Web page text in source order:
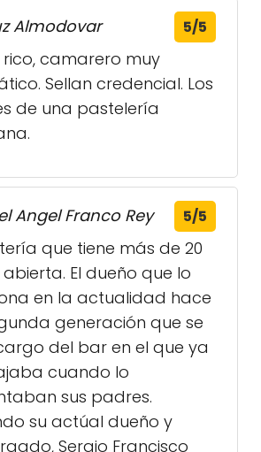
Almodovar 5/5
camarero muy
Sellan credencial. Los
de una pastelería
Angel Franco Rey 5/5
que tiene más de 20
El dueño que lo
en la actualidad hace
generación que se
del bar en el que ya
cuando lo
sus padres.
su actúal dueño y
Sergio Francisco